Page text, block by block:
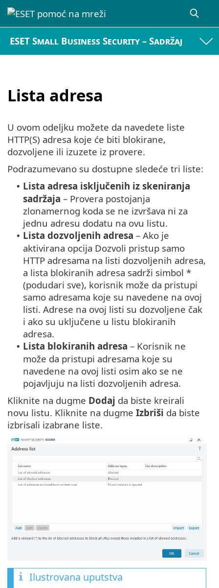
ESET Small Business Security – Sadržaj
Lista adresa
U ovom odeljku možete da navedete liste
HTTP(S) adresa koje će biti blokirane,
dozvoljene ili izuzete iz provere.
Podrazumevano su dostupne sledeće tri liste:
• Lista adresa isključenih iz skeniranja
sadržaja – Provera postojanja
zlonamernog koda se ne izvršava ni za
jednu adresu dodatu na ovu listu.
• Lista dozvoljenih adresa – Ako je
aktivirana opcija Dozvoli pristup samo
HTTP adresama na listi dozvoljenih adresa,
a lista blokiranih adresa sadrži simbol *
(podudari sve), korisnik može da pristupi
samo adresama koje su navedene na ovoj
listi. Adrese na ovoj listi su dozvoljene čak
i ako su uključene u listu blokiranih
adresa.
• Lista blokiranih adresa – Korisnik ne
može da pristupi adresama koje su
navedene na ovoj listi osim ako se ne
pojavljuju na listi dozvoljenih adresa.
Kliknite na dugme Dodaj da biste kreirali
novu listu. Kliknite na dugme Izbriši da biste
izbrisali izabrane liste.
Ilustrovana uputstva